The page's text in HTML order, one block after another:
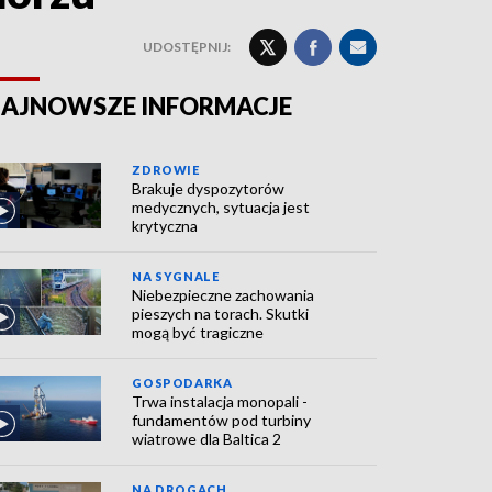
UDOSTĘPNIJ:
INFORMACJE
ZDROWIE
Brakuje dyspozytorów
medycznych, sytuacja jest
krytyczna
NA SYGNALE
Niebezpieczne zachowania
pieszych na torach. Skutki
mogą być tragiczne
GOSPODARKA
Trwa instalacja monopali -
fundamentów pod turbiny
wiatrowe dla Baltica 2